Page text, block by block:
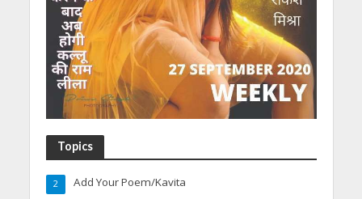
Topics
Add Your Poem/Kavita
2